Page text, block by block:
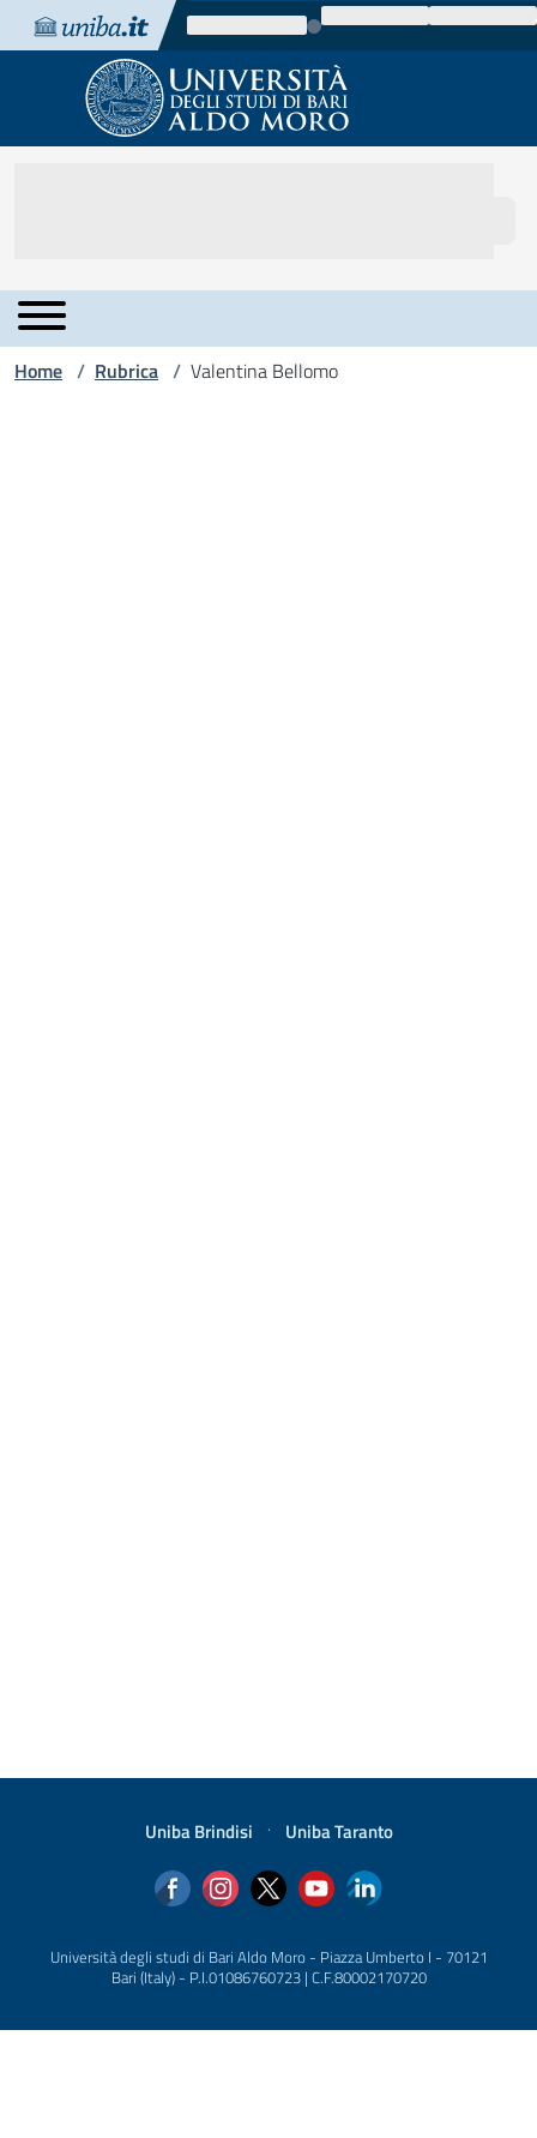
Vai al contenuto
Vai alla navigazione
Vai al footer
Home / Rubrica / Valentina Bellomo
Uniba Brindisi · Uniba Taranto
Università degli studi di Bari Aldo Moro - Piazza Umberto I - 70121
Bari (Italy) - P.I.01086760723 | C.F.80002170720